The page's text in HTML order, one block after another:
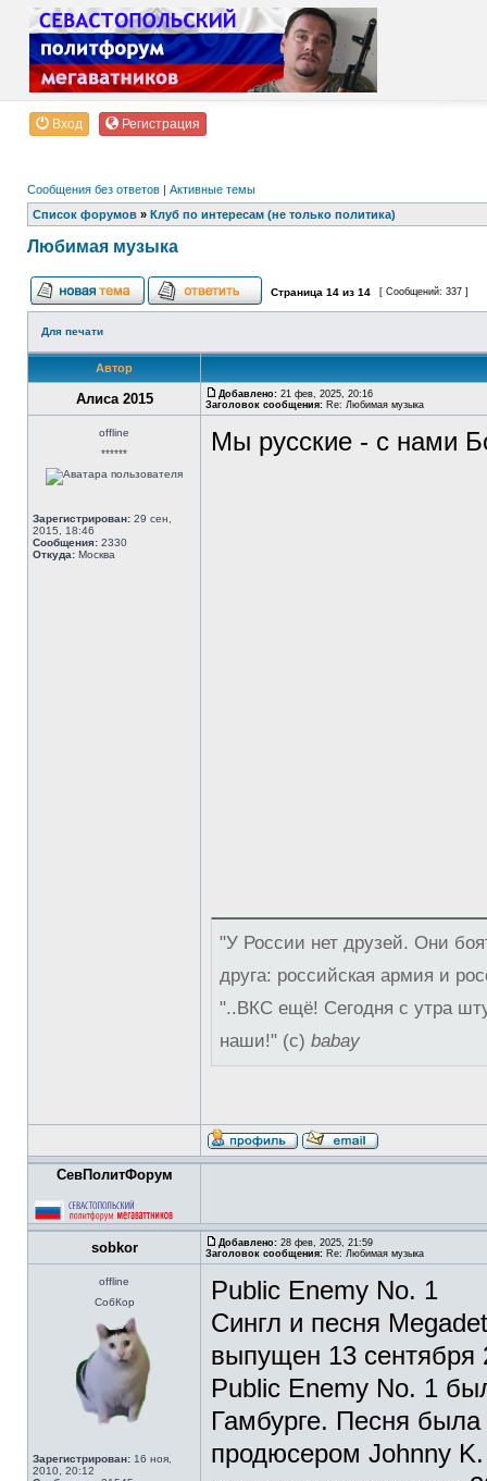
Вход Регистрация
Сообщения без ответов | Активные темы
Список форумов » Клуб по интересам (не только политика)
Любимая музыка
Страница 14 из 14 [ Сообщений: 337 ]
Для печати
Автор
Алиса 2015 Добавлено: 21 фев, 2025, 20:16
Заголовок сообщения: Re: Любимая музыка
offline
******
Зарегистрирован: 29 сен,
2015, 18:46
Сообщения: 2330
Откуда: Москва
Мы русские - с нами
"У России нет друзей. Они
друга: российская армия и
"..ВКС ещё! Сегодня с утра
наши!" (с) babay
СевПолитФорум
sobkor Добавлено: 28 фев, 2025, 21:59
Заголовок сообщения: Re: Любимая музыка
offline
СобКор
Зарегистрирован: 16 ноя,
2010, 20:12
Public Enemy No. 1
Сингл и песня
выпущен 13 сентября
Public Enemy No. 1
Гамбурге. Песня
продюсером Johnny